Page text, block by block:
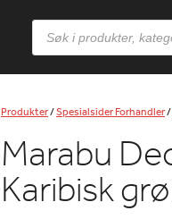
Products
search
Produkter/Spesialsider Forhandler/
Marabu
Karibisk